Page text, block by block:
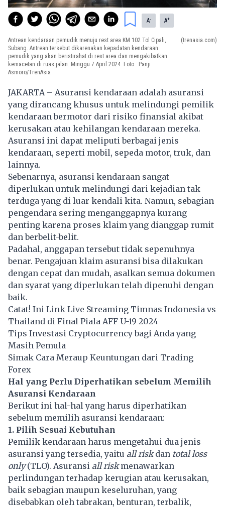
A- A+
Antrean kendaraan pemudik menuju rest area KM 102 Tol Cipali,
Subang. Antrean tersebut dikarenakan kepadatan kendaraan
pemudik yang akan beristirahat di rest area dan mengakibatkan
kemacetan di ruas jalan. Minggu 7 April 2024. Foto : Panji
Asmoro/TrenAsia
(trenasia.com)
JAKARTA – Asuransi kendaraan adalah asuransi
yang dirancang khusus untuk melindungi pemilik
kendaraan bermotor dari risiko finansial akibat
kerusakan atau kehilangan kendaraan mereka.
Asuransi ini dapat meliputi berbagai jenis
kendaraan, seperti mobil, sepeda motor, truk, dan
lainnya.
Sebenarnya, asuransi kendaraan sangat
diperlukan untuk melindungi dari kejadian tak
terduga yang di luar kendali kita. Namun, sebagian
pengendara sering menganggapnya kurang
penting karena proses klaim yang dianggap rumit
dan berbelit-belit.
Padahal, anggapan tersebut tidak sepenuhnya
benar. Pengajuan klaim asuransi bisa dilakukan
dengan cepat dan mudah, asalkan semua dokumen
dan syarat yang diperlukan telah dipenuhi dengan
baik.
Catat! Ini Link Live Streaming Timnas Indonesia vs
Thailand di Final Piala AFF U-19 2024
Tips Investasi Cryptocurrency bagi Anda yang
Masih Pemula
Simak Cara Meraup Keuntungan dari Trading
Forex
Hal yang Perlu Diperhatikan sebelum Memilih
Asuransi Kendaraan
Berikut ini hal-hal yang harus diperhatikan
sebelum memilih asuransi kendaraan:
1. Pilih Sesuai Kebutuhan
Pemilik kendaraan harus mengetahui dua jenis
asuransi yang tersedia, yaitu all riskdan total loss
only(TLO). Asuransi all riskmenawarkan
perlindungan terhadap kerugian atau kerusakan,
baik sebagian maupun keseluruhan, yang
disebabkan oleh tabrakan, benturan, terbalik,